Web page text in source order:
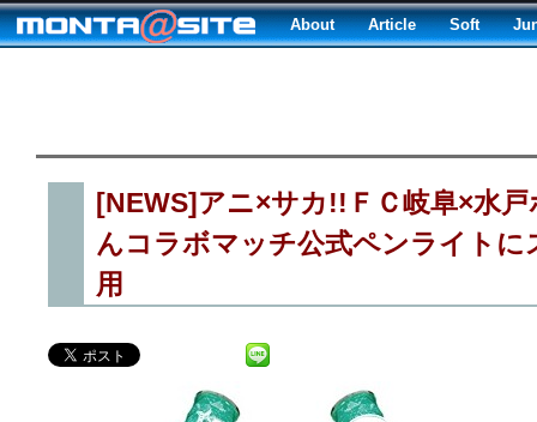
About Article Soft
[NEWS]アニ×サカ!!ＦＣ岐阜×水
んコラボマッチ公式ペンライトに
用